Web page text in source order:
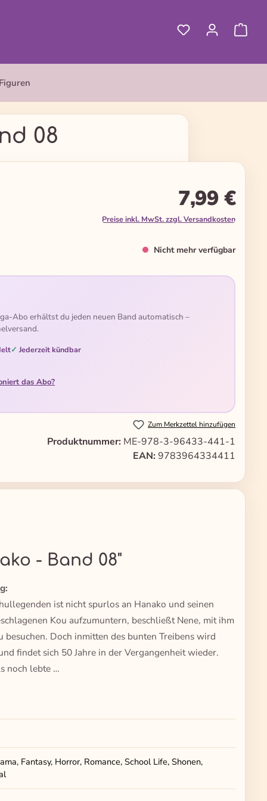
08
7,99 €
Preise inkl. MwSt. zzgl. Versandkosten
Nicht mehr verfügbar
Abo erhältst du jeden neuen Band automatisch –
Jederzeit kündbar
das Abo?
Zum Merkzettel hinzufügen
Produktnummer: ME-978-3-96433-441-1
EAN: 9783964334411
- Band 08"
ist nicht spurlos an Hanako und seinen
Kou aufzumuntern, beschließt Nene, mit ihm
besuchen. Doch inmitten des bunten Treibens wird
findet sich 50 Jahre in der Vergangenheit wieder.
noch lebte …
Fantasy, Horror, Romance, School Life, Shonen,